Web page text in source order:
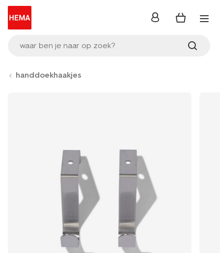
waar ben je naar op zoek?
inloggen
handdoekhaakjes